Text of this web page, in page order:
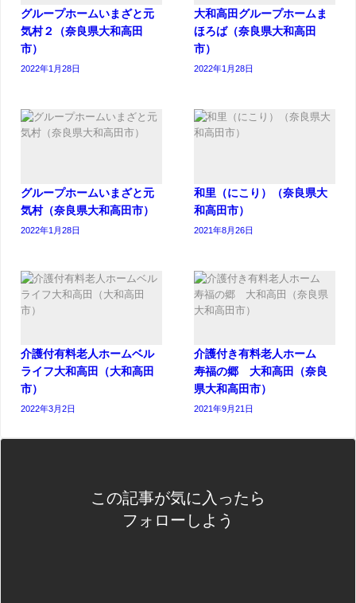
グループホームいまざと元
気村２（奈良県大和高田
市）
2022年1月28日
大和高田グループホームま
ほろば（奈良県大和高田
市）
2022年1月28日
グループホームいまざと元
気村（奈良県大和高田市）
2022年1月28日
和里（にこり）（奈良県大
和高田市）
2021年8月26日
介護付有料老人ホームベル
ライフ大和高田（大和高田
市）
2022年3月2日
介護付き有料老人ホーム
寿福の郷 大和高田（奈良
県大和高田市）
2021年9月21日
この記事が気に入ったら
フォローしよう